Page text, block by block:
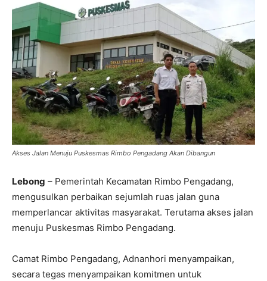
Akses Jalan Menuju Puskesmas Rimbo Pengadang Akan Dibangun
Lebong – Pemerintah Kecamatan Rimbo Pengadang,
mengusulkan perbaikan sejumlah ruas jalan guna
memperlancar aktivitas masyarakat. Terutama akses jalan
menuju Puskesmas Rimbo Pengadang.
Camat Rimbo Pengadang, Adnanhori menyampaikan,
secara tegas menyampaikan komitmen untuk